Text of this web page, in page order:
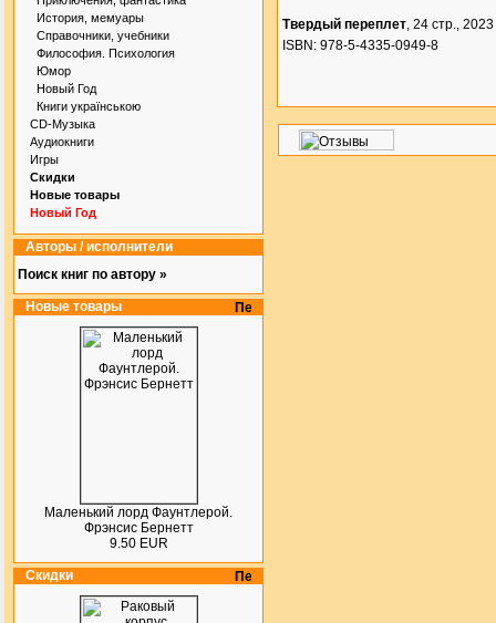
История, мемуары
Справочники, учебники
Философия. Психология
Юмор
Новый Год
Книги українською
CD-Музыка
Аудиокниги
Игры
Скидки
Новые товары
Новый Год
Авторы / исполнители
Поиск книг по автору »
Новые товары
Маленький лорд Фаунтлерой.
Фрэнсис Бернетт
9.50 EUR
Скидки
Твердый переплет, 24 стр., 2023
ISBN: 978-5-4335-0949-8